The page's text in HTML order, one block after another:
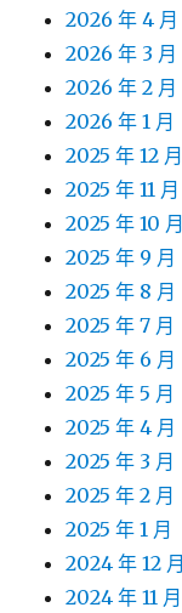
2026 年 4 月
2026 年 3 月
2026 年 2 月
2026 年 1 月
2025 年 12 月
2025 年 11 月
2025 年 10 月
2025 年 9 月
2025 年 8 月
2025 年 7 月
2025 年 6 月
2025 年 5 月
2025 年 4 月
2025 年 3 月
2025 年 2 月
2025 年 1 月
2024 年 12 月
2024 年 11 月